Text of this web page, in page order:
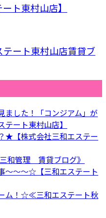
ト東村山店】
ート東村山店賃貸ブ
ました！「コンジアム」が
ート東村山店】
★【株式会社三和エステー
和管理 賃貸ブログ》
～～～☆【三和エステート
ム！☆≪三和エステート秋